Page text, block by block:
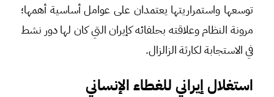
توسعها واستمراريتها يعتمدان على عوامل أساسية أهمها؛
مرونة النظام وعلاقته بحلفائه كإيران التي كان لها دور نشط
في الاستجابة لكارثة الزالزال.
استغلال إيرانيللغطاء الإنساني